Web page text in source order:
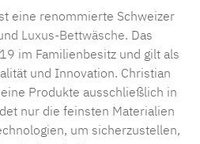
eine renommierte Schweizer
Luxus-Bettwäsche. Das
im Familienbesitz und gilt als
und Innovation. Christian
Produkte ausschließlich in
nur die feinsten Materialien
um sicherzustellen,